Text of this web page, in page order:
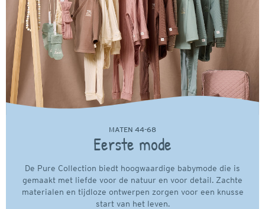
MATEN 44-68
Eerste mode
De Pure Collection biedt hoogwaardige babymode die is
gemaakt met liefde voor de natuur en voor detail. Zachte
materialen en tijdloze ontwerpen zorgen voor een knusse
start van het leven.